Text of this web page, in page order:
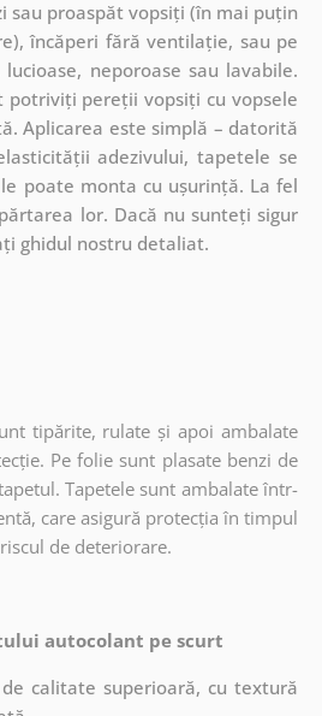
proaspăt vopsiți (în mai puțin
încăperi fără ventilație, sau pe
neporoase sau lavabile.
potriviți pereții vopsiți cu vopsele
Aplicarea este simplă – datorită
adezivului, tapetele se
poate monta cu ușurință. La fel
lor. Dacă nu sunteți sigur
ghidul nostru detaliat.
tipărite, rulate și apoi ambalate
Pe folie sunt plasate benzi de
Tapetele sunt ambalate într-
care asigură protecția în timpul
de deteriorare.
autocolant pe scurt
calitate superioară, cu textură